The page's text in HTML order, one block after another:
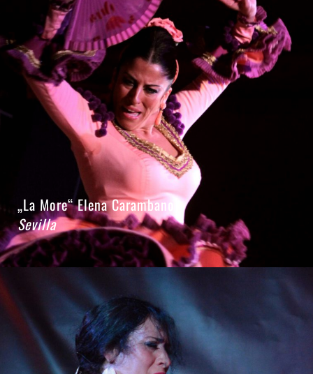
„La More“ Elena Carambano
Sevilla